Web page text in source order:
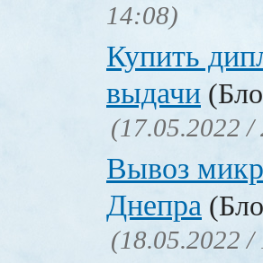
14:08)
Купить
выдачи
(17.05.2022 /
Вывоз
Днепра
(18.05.2022 /